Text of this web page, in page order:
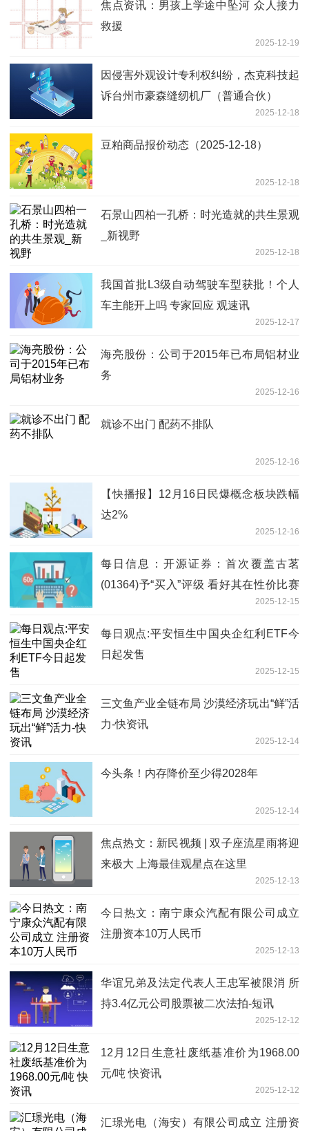
焦点资讯：男孩上学途中坠河 众人接力
救援
2025-12-19
因侵害外观设计专利权纠纷，杰克科技起
诉台州市豪森缝纫机厂（普通合伙）
2025-12-18
豆粕商品报价动态（2025-12-18）
2025-12-18
石景山四柏一孔桥：时光造就的共生景观
_新视野
2025-12-18
我国首批L3级自动驾驶车型获批！个人
车主能开上吗 专家回应 观速讯
2025-12-17
海亮股份：公司于2015年已布局铝材业
务
2025-12-16
就诊不出门 配药不排队
2025-12-16
【快播报】12月16日民爆概念板块跌幅
达2%
2025-12-16
每日信息：开源证券：首次覆盖古茗
(01364)予“买入”评级 看好其在性价比赛
2025-12-15
每日观点:平安恒生中国央企红利ETF今
日起发售
2025-12-15
三文鱼产业全链布局 沙漠经济玩出“鲜”活
力-快资讯
2025-12-14
今头条！内存降价至少得2028年
2025-12-14
焦点热文：新民视频 | 双子座流星雨将迎
来极大 上海最佳观星点在这里
2025-12-13
今日热文：南宁康众汽配有限公司成立
注册资本10万人民币
2025-12-13
华谊兄弟及法定代表人王忠军被限消 所
持3.4亿元公司股票被二次法拍-短讯
2025-12-12
12月12日生意社废纸基准价为1968.00
元/吨 快资讯
2025-12-12
汇璟光电（海安）有限公司成立 注册资